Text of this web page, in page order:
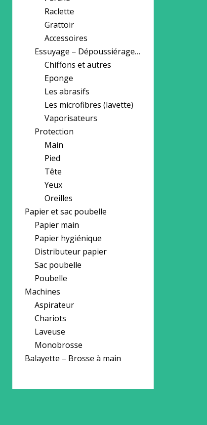
Raclette
Grattoir
Accessoires
Essuyage – Dépoussiérage…
Chiffons et autres
Eponge
Les abrasifs
Les microfibres (lavette)
Vaporisateurs
Protection
Main
Pied
Tête
Yeux
Oreilles
Papier et sac poubelle
Papier main
Papier hygiénique
Distributeur papier
Sac poubelle
Poubelle
Machines
Aspirateur
Chariots
Laveuse
Monobrosse
Balayette – Brosse à main